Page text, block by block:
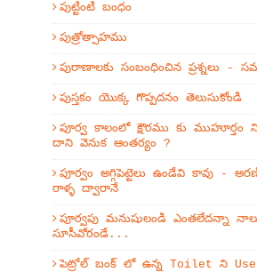
పుట్టింటి బంధం
పుత్రోత్సాహము
పురాణాలకు సంబంధించిన ప్రశ్నలు -
పుస్తకం యొక్క గొప్పదనం తెలుసుకోండి
పూర్వ కాలంలో క్షౌరము కు ముహూర్తం
దాని వెనుక ఆంతర్యం ?
పూర్వం అగ్గిపెట్టెలు ఉండేవి కావు -
రాళ్ళ ద్వారానే
పూర్వపు మనుషులండి ఎంతలేదన్నా
సూసీవోరండే...
పెట్రోల్ బంక్ లో ఉన్న Toilet ని